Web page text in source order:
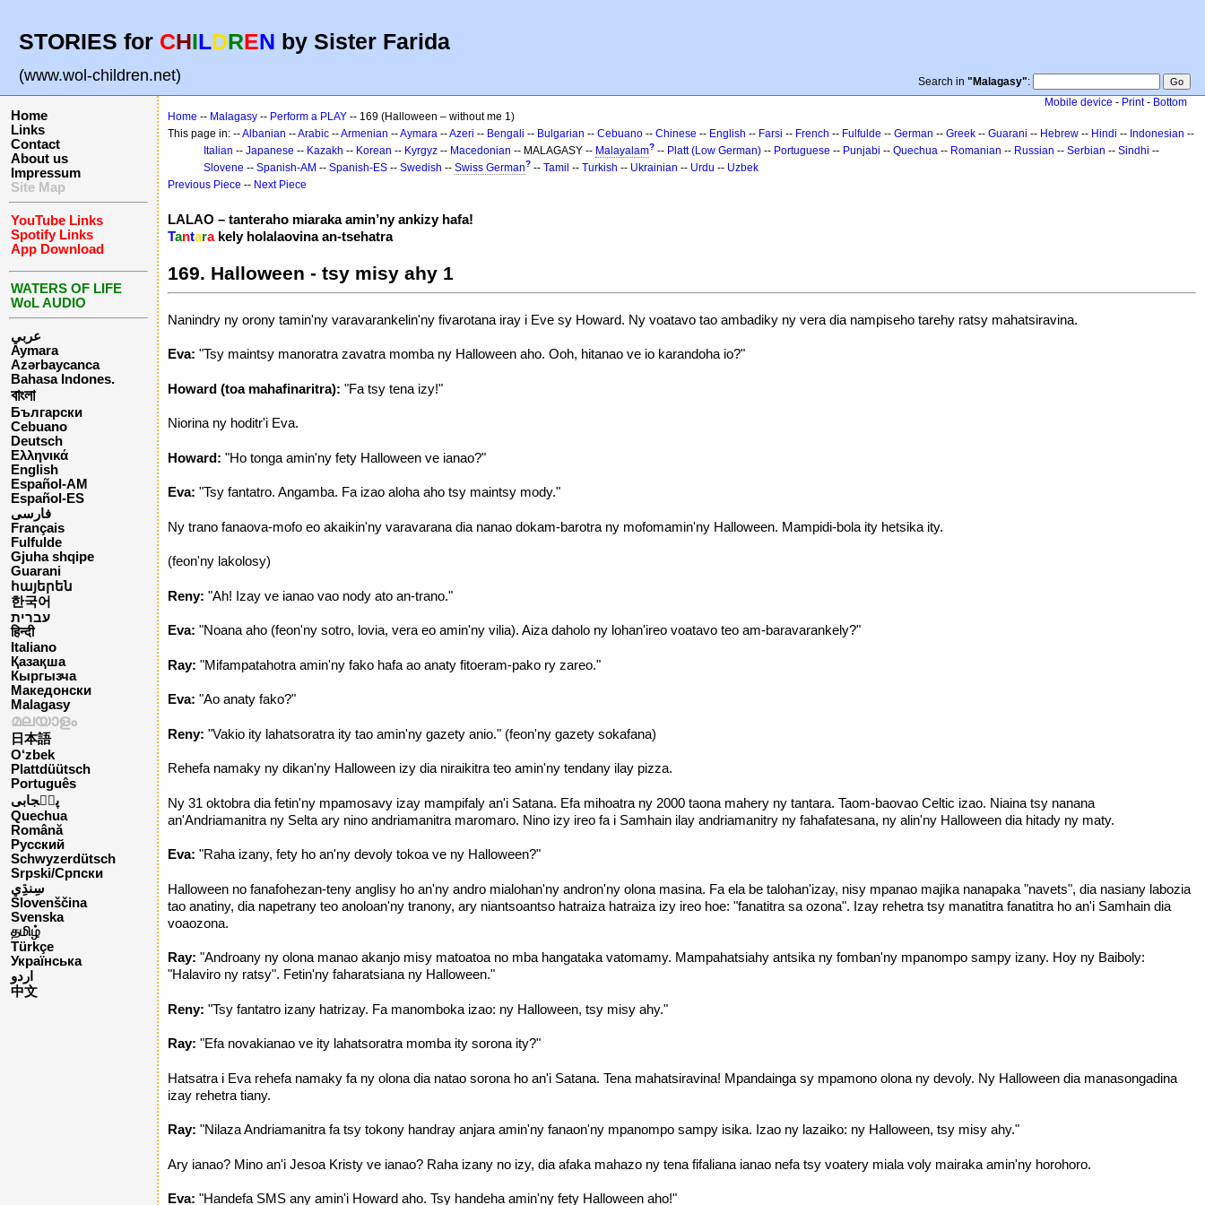
STORIES for CHILDREN by Sister Farida
(www.wol-children.net) Search in "Malagasy":
Home
Links
Contact
About us
Impressum
Site Map
YouTube Links
Spotify Links
App Download
WATERS OF LIFE
WoL AUDIO
عربي
Aymara
Azərbaycanca
Bahasa Indones.
বাংলা
Български
Cebuano
Deutsch
Ελληνικά
English
Español-AM
Español-ES
فارسی
Français
Fulfulde
Gjuha shqipe
Guarani
հայերեն
한국어
עברית
हिन्दी
Italiano
Қазақша
Кыргызча
Македонски
Malagasy
മലയാളം
日本語
O‘zbek
Plattdüütsch
Português
پن٘جابی
Quechua
Română
Русский
Schwyzerdütsch
Srpski/Српски
Slovenščina
Svenska
தமிழ்
Türkçe
Українська
اردو
中文
Mobile device - Print- Bottom
Home -- Malagasy -- Perform a PLAY -- 169 (Halloween – without me 1)
This page in: --Albanian --Arabic --Armenian --Aymara --Azeri -- Bengali -- Bulgarian -- Cebuano -- Chinese -- English -- Farsi -- French -- Fulfulde -- German -- Greek -- Guarani -- Hebrew -- Hindi -- Indonesian --
Italian -- Japanese -- Kazakh -- Korean -- Kyrgyz -- Macedonian -- MALAGASY -- Malayalam? -- Platt (Low German) -- Portuguese -- Punjabi -- Quechua -- Romanian -- Russian -- Serbian -- Sindhi --
Slovene -- Spanish-AM -- Spanish-ES -- Swedish -- Swiss German? -- Tamil -- Turkish -- Ukrainian -- Urdu -- Uzbek
Previous Piece -- Next Piece
LALAO – tanteraho miaraka amin’ny ankizy hafa!
Tantarakely holalaovina an-tsehatra
169. Halloween - tsy misy ahy 1
Nanindry ny orony tamin'ny varavarankelin'ny fivarotana iray i Eve sy Howard. Ny voatavo tao ambadiky ny vera dia nampiseho tarehy ratsy mahatsiravina.
Eva: "Tsy maintsy manoratra zavatra momba ny Halloween aho. Ooh, hitanao ve io karandoha io?"
Howard (toa mahafinaritra): "Fa tsy tena izy!"
Niorina ny hoditr'i Eva.
Howard: "Ho tonga amin'ny fety Halloween ve ianao?"
Eva: "Tsy fantatro. Angamba. Fa izao aloha aho tsy maintsy mody."
Ny trano fanaova-mofo eo akaikin'ny varavarana dia nanao dokam-barotra ny mofomamin'ny Halloween. Mampidi-bola ity hetsika ity.
(feon'ny lakolosy)
Reny: "Ah! Izay ve ianao vao nody ato an-trano."
Eva: "Noana aho (feon'ny sotro, lovia, vera eo amin'ny vilia). Aiza daholo ny lohan'ireo voatavo teo am-baravarankely?"
Ray: "Mifampatahotra amin'ny fako hafa ao anaty fitoeram-pako ry zareo."
Eva: "Ao anaty fako?"
Reny: "Vakio ity lahatsoratra ity tao amin'ny gazety anio." (feon'ny gazety sokafana)
Rehefa namaky ny dikan'ny Halloween izy dia niraikitra teo amin'ny tendany ilay pizza.
Ny 31 oktobra dia fetin'ny mpamosavy izay mampifaly an'i Satana. Efa mihoatra ny 2000 taona mahery ny tantara. Taom-baovao Celtic izao. Niaina tsy nanana
an'Andriamanitra ny Selta ary nino andriamanitra maromaro. Nino izy ireo fa i Samhain ilay andriamanitry ny fahafatesana, ny alin'ny Halloween dia hitady ny maty.
Eva: "Raha izany, fety ho an'ny devoly tokoa ve ny Halloween?"
Halloween no fanafohezan-teny anglisy ho an'ny andro mialohan'ny andron'ny olona masina. Fa ela be talohan'izay, nisy mpanao majika nanapaka "navets", dia nasiany labozia
tao anatiny, dia napetrany teo anoloan'ny tranony, ary niantsoantso hatraiza hatraiza izy ireo hoe: "fanatitra sa ozona". Izay rehetra tsy manatitra fanatitra ho an'i Samhain dia
voaozona.
Ray: "Androany ny olona manao akanjo misy matoatoa no mba hangataka vatomamy. Mampahatsiahy antsika ny fomban'ny mpanompo sampy izany. Hoy ny Baiboly:
"Halaviro ny ratsy". Fetin'ny faharatsiana ny Halloween."
Reny: "Tsy fantatro izany hatrizay. Fa manomboka izao: ny Halloween, tsy misy ahy."
Ray: "Efa novakianao ve ity lahatsoratra momba ity sorona ity?"
Hatsatra i Eva rehefa namaky fa ny olona dia natao sorona ho an'i Satana. Tena mahatsiravina! Mpandainga sy mpamono olona ny devoly. Ny Halloween dia manasongadina
izay rehetra tiany.
Ray: "Nilaza Andriamanitra fa tsy tokony handray anjara amin'ny fanaon'ny mpanompo sampy isika. Izao ny lazaiko: ny Halloween, tsy misy ahy."
Ary ianao? Mino an'i Jesoa Kristy ve ianao? Raha izany no izy, dia afaka mahazo ny tena fifaliana ianao nefa tsy voatery miala voly mairaka amin'ny horohoro.
Eva: "Handefa SMS any amin'i Howard aho. Tsy handeha amin'ny fety Halloween aho!"